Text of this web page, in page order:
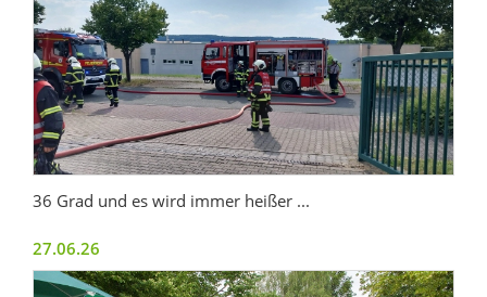
36 Grad und es wird immer heißer ...
27.06.26